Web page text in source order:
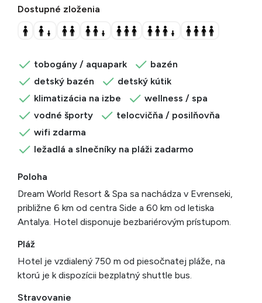
Dostupné zloženia
tobogány / aquapark
bazén
detský bazén
detský kútik
klimatizácia na izbe
wellness / spa
vodné športy
telocvičňa / posilňovňa
wifi zdarma
ležadlá a slnečníky na pláži zadarmo
Poloha
Dream World Resort & Spa sa nachádza v Evrenseki,
približne 6 km od centra Side a 60 km od letiska
Antalya. Hotel disponuje bezbariérovým prístupom.
Pláž
Hotel je vzdialený 750 m od piesočnatej pláže, na
ktorú je k dispozícii bezplatný shuttle bus.
Stravovanie